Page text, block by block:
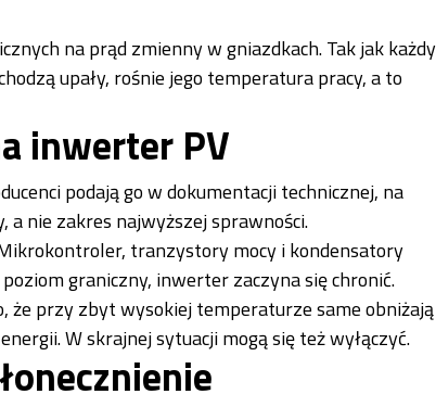
na prąd zmienny w gniazdkach. Tak jak każdy
upały, rośnie jego temperatura pracy, a to
inwerter PV
podają go w dokumentacji technicznej, na
a nie zakres najwyższej sprawności.
tranzystory mocy i kondensatory
graniczny, inwerter zaczyna się chronić.
że przy zbyt wysokiej temperaturze same obniżają
W skrajnej sytuacji mogą się też wyłączyć.